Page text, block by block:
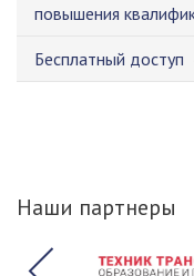
повышения
Бесплатный доступ
Наши партнеры